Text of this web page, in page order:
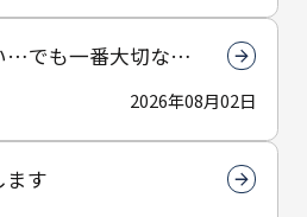
…でも一番大切なん
2026年08月02日
ます